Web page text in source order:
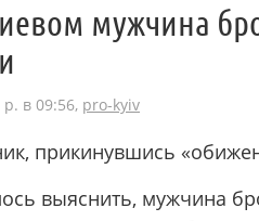
мужчина
в 09:56, pro-kyiv
прикинувшись
выяснить, мужчина